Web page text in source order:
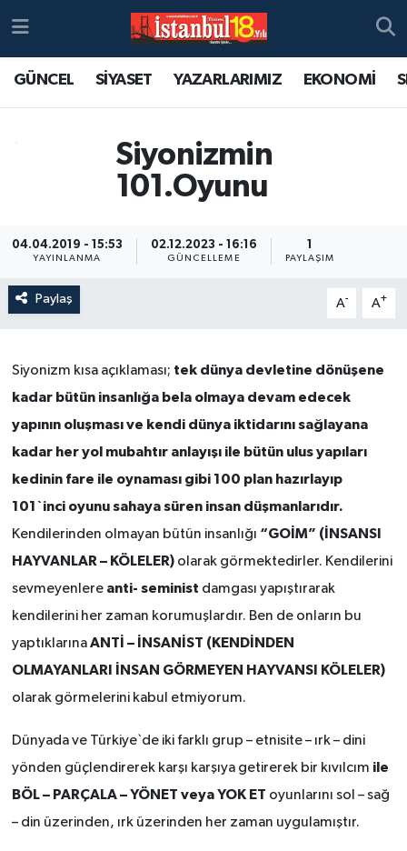
GÜNCEL SİYASET YAZARLARIMIZ EKONOMİ
Siyonizmin
101.Oyunu
04.04.2019 - 15:53
YAYINLANMA
02.12.2023 - 16:16
GÜNCELLEME PAYLAŞIM
Paylaş A- A+
Siyonizm kısa açıklaması; tek dünya devletine dönüşene
kadar bütün insanlığa bela olmaya devam edecek
yapının oluşması ve kendi dünya iktidarını sağlayana
kadar her yol mubahtır anlayışı ile bütün ulus yapıları
kedinin fare ile oynaması gibi 100 plan hazırlayıp
101`inci oyunu sahaya süren insan düşmanlarıdır.
Kendilerinden olmayan bütün insanlığı “GOİM” (İNSANSI
HAYVANLAR – KÖLELER)olarak görmektedirler. Kendilerini
sevmeyenlere anti- seminist damgası yapıştırarak
kendilerini her zaman korumuşlardır. Ben de onların bu
yaptıklarınaANTİ – İNSANİST (KENDİNDEN
OLMAYANLARI İNSAN GÖRMEYEN HAYVANSI KÖLELER)
olarak görmelerini kabul etmiyorum.
Dünyada ve Türkiye`de iki farklı grup – etnisite – ırk – dini
yönden güçlendirerek karşı karşıya getirerek bir kıvılcım ile
BÖL – PARÇALA – YÖNET veya YOK ET oyunlarını sol – sağ
– din üzerinden, ırk üzerinden her zaman uygulamıştır.